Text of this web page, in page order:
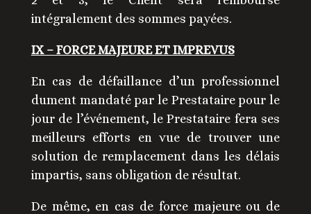
intégralement des sommes payées.
IX – FORCE MAJEURE ET IMPREVUS
En cas de défaillance d’un professionnel
dument mandaté par le Prestataire pour le
jour de l’événement, le Prestataire fera ses
meilleurs efforts en vue de trouver une
solution de remplacement dans les délais
impartis, sans obligation de résultat.
De même, en cas de force majeure ou de